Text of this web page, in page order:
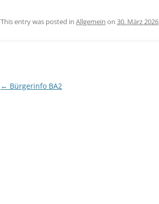
This entry was posted in Allgemein on 30. März 2026
Post navigation
← Bürgerinfo BA2